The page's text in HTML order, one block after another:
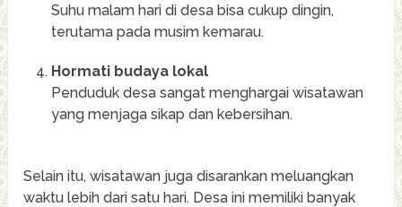
Suhu malam hari di desa bisa cukup dingin,
terutama pada musim kemarau.
Hormati budaya lokal
Penduduk desa sangat menghargai wisatawan
yang menjaga sikap dan kebersihan.
Selain itu, wisatawan juga disarankan meluangkan
waktu lebih dari satu hari. Desa ini memiliki banyak